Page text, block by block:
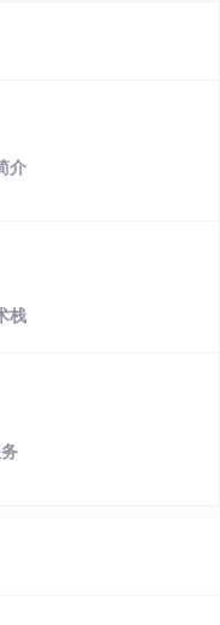
介
栈